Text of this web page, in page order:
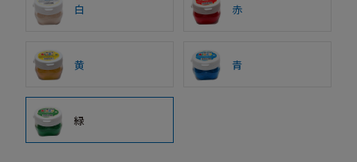
白 赤
黄 青
緑